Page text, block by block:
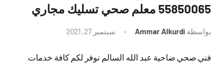
55850065 معلم صحي تسليك مجاري
بواسطة Ammar Alkurdi سبتمبر 27, 2021
تعليقات
فني صحي ضاحية عبد الله السالم نوفر لكم كافة خدمات